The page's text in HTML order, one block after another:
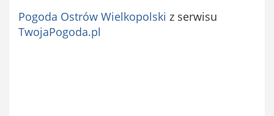
Pogoda Ostrów Wielkopolski z serwisu
TwojaPogoda.pl